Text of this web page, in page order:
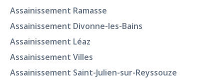
Assainissement Ramasse
Assainissement Divonne-les-Bains
Assainissement Léaz
Assainissement Villes
Assainissement Saint-Julien-sur-Reyssouze